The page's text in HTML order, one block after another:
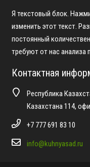
Я текстовый блок.
изменить этот текст.
постоянный
требуют от нас анализа
Контактная
Республика
Казахстана 114,
+7 777 691 83 10
info@kuhnyasad.ru